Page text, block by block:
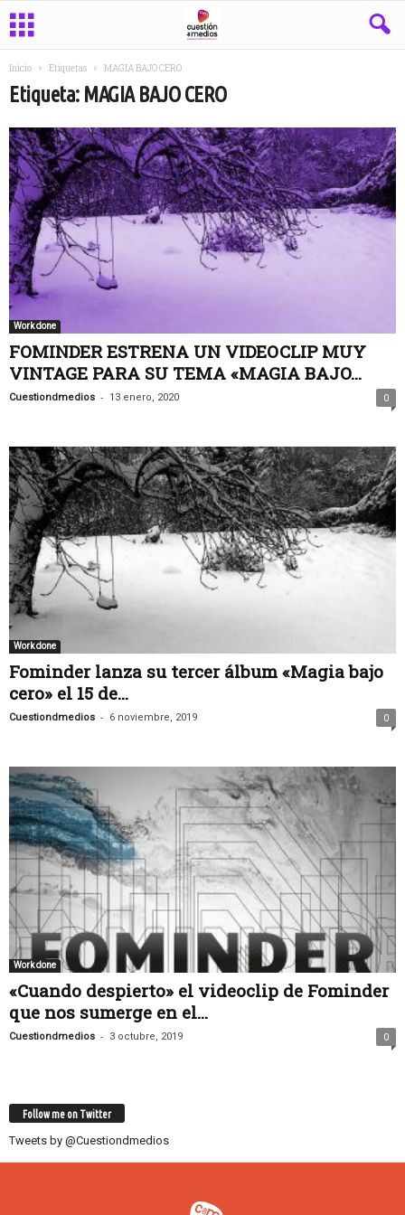
Inicio Etiquetas MAGIA BAJO CERO
Etiqueta: MAGIA BAJO CERO
Work done
FOMINDER ESTRENA UN VIDEOCLIP MUY
VINTAGE PARA SU TEMA «MAGIA BAJO...
Cuestiondmedios - 13 enero, 2020 0
Work done
Fominder lanza su tercer álbum «Magia bajo
cero» el 15 de...
Cuestiondmedios - 6 noviembre, 2019 0
Work done
«Cuando despierto» el videoclip de Fominder
que nos sumerge en el...
Cuestiondmedios - 3 octubre, 2019 0
Follow me on Twitter
Tweets by @Cuestiondmedios